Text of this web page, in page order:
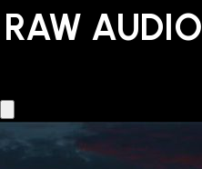
RAW AUDIO
RAW AUDIO